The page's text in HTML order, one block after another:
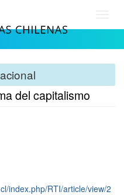
del capitalismo
index.php/RTI/article/view/2